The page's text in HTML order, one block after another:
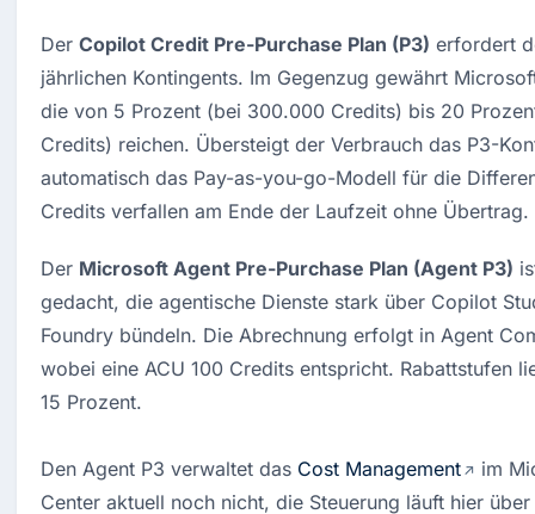
Der Copilot Credit Pre-Purchase Plan (P3) erfordert
jährlichen Kontingents. Im Gegenzug gewährt
die von 5 Prozent (bei 300.000 Credits) bis 20
Credits) reichen. Übersteigt der Verbrauch das P3-
automatisch das Pay-as-you-go-Modell für die
Credits verfallen am Ende der Laufzeit ohne Übertrag.
Der Microsoft Agent Pre-Purchase Plan (Agent P3)
gedacht, die agentische Dienste stark über Copilot
Foundry bündeln. Die Abrechnung erfolgt in Agent
wobei eine ACU 100 Credits entspricht. Rabattstufen
15 Prozent.
Den Agent P3 verwaltet das Cost Management
im
Center aktuell noch nicht, die Steuerung läuft hier